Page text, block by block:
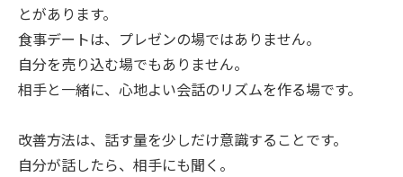
とがあります。
食事デートは、プレゼンの場ではありません。
自分を売り込む場でもありません。
相手と一緒に、心地よい会話のリズムを作る場です。
改善方法は、話す量を少しだけ意識することです。
自分が話したら、相手にも聞く。